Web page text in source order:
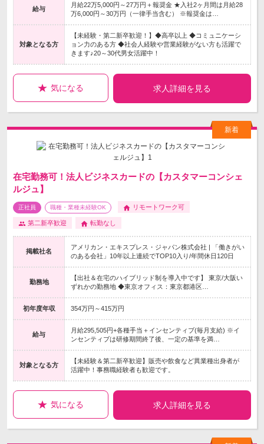
給与
月給22万5,000円～27万円＋報奨金 ★入社2ヶ月間は月給28
万6,000円～30万円（一律手当含む） ※報奨金は…
対象となる方
【未経験・第二新卒歓迎！】◆高卒以上 ◆コミュニケーシ
ョン力のある方 ◆社会人経験や営業経験がない方も活躍で
きます♪20～30代男女活躍中！
気になる 求人詳細を見る
在宅勤務可！法人ビジネスカードの【カスタマーコンシェ
ルジュ】
正社員 職種・業種未経験OK リモートワーク可
第二新卒歓迎 転勤なし
掲載社名
アメリカン・エキスプレス・ジャパン株式会社 | 「働きがい
のある会社」10年以上連続でTOP10入り/年間休日120日
勤務地
【出社＆在宅のハイブリッド制を導入中です】 東京/大阪い
ずれかの勤務地 ◆東京オフィス：東京都港区…
初年度年収 354万円～415万円
給与
月給295,505円+各種手当＋インセンティブ(毎月支給) ※イ
ンセンティブは研修期間終了後、一定の基準を満…
対象となる方
【未経験＆第二新卒歓迎】販売や飲食など異業種出身者が
活躍中！事務職経験者も歓迎です。
気になる 求人詳細を見る